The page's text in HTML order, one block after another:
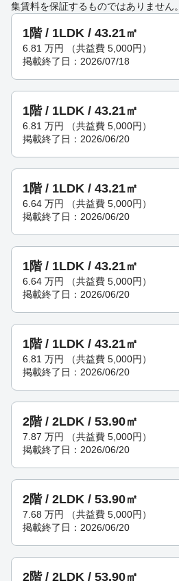
集賃料を保証するものではありません。
1階 / 1LDK / 43.21㎡
6.81 万円
（共益費 5,000円）
掲載終了日：2026/07/18
1階 / 1LDK / 43.21㎡
6.81 万円
（共益費 5,000円）
掲載終了日：2026/06/20
1階 / 1LDK / 43.21㎡
6.64 万円
（共益費 5,000円）
掲載終了日：2026/06/20
1階 / 1LDK / 43.21㎡
6.64 万円
（共益費 5,000円）
掲載終了日：2026/06/20
1階 / 1LDK / 43.21㎡
6.81 万円
（共益費 5,000円）
掲載終了日：2026/06/20
2階 / 2LDK / 53.90㎡
7.87 万円
（共益費 5,000円）
掲載終了日：2026/06/20
2階 / 2LDK / 53.90㎡
7.68 万円
（共益費 5,000円）
掲載終了日：2026/06/20
2階 / 2LDK / 53.90㎡